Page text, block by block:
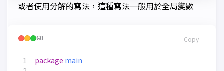
或者使用分解的寫法，這種寫法一般用於全局變數
GO Copy
package main